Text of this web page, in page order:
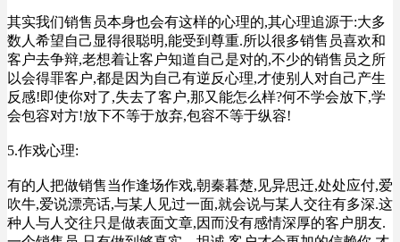
其实我们销售员本身也会有这样的心理的,其心理追源于:大多
数人希望自己显得很聪明,能受到尊重.所以很多销售员喜欢和
客户去争辩,老想着让客户知道自己是对的,不少的销售员之所
以会得罪客户,都是因为自己有逆反心理,才使别人对自己产生
反感!即使你对了,失去了客户,那又能怎么样?何不学会放下,学
会包容对方!放下不等于放弃,包容不等于纵容!
5.作戏心理:
有的人把做销售当作逢场作戏,朝秦暮楚,见异思迁,处处应付,爱
吹牛,爱说漂亮话,与某人见过一面,就会说与某人交往有多深.这
种人与人交往只是做表面文章,因而没有感情深厚的客户朋友.